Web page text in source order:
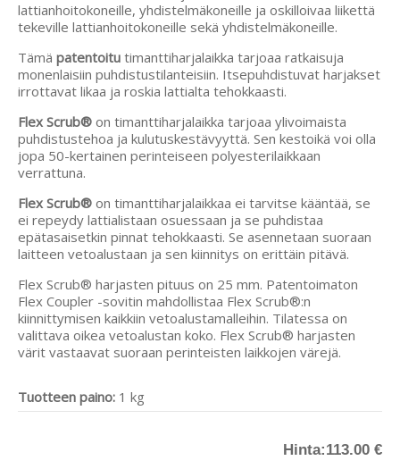
lattianhoitokoneille, yhdistelmäkoneille ja oskilloivaa liikettä
tekeville lattianhoitokoneille sekä yhdistelmäkoneille.
Tämä patentoitu timanttiharjalaikka tarjoaa ratkaisuja
monenlaisiin puhdistustilanteisiin. Itsepuhdistuvat harjakset
irrottavat likaa ja roskia lattialta tehokkaasti.
Flex Scrub® on timanttiharjalaikka tarjoaa ylivoimaista
puhdistustehoa ja kulutuskestävyyttä. Sen kestoikä voi olla
jopa 50-kertainen perinteiseen polyesterilaikkaan
verrattuna.
Flex Scrub® on timanttiharjalaikkaa ei tarvitse kääntää, se
ei repeydy lattialistaan osuessaan ja se puhdistaa
epätasaisetkin pinnat tehokkaasti. Se asennetaan suoraan
laitteen vetoalustaan ja sen kiinnitys on erittäin pitävä.
Flex Scrub® harjasten pituus on 25 mm. Patentoimaton
Flex Coupler -sovitin mahdollistaa Flex Scrub®:n
kiinnittymisen kaikkiin vetoalustamalleihin. Tilatessa on
valittava oikea vetoalustan koko. Flex Scrub® harjasten
värit vastaavat suoraan perinteisten laikkojen värejä.
Tuotteen paino: 1 kg
Hinta:113.00 €